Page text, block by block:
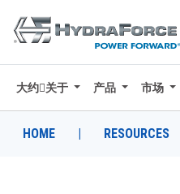
大约关于
产品
大约关于 产品 市场
HOME | RESOURCES